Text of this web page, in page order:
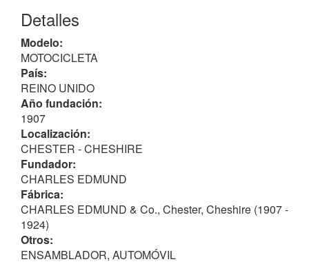
Detalles
Modelo:
MOTOCICLETA
País:
REINO UNIDO
Año fundación:
1907
Localización:
CHESTER - CHESHIRE
Fundador:
CHARLES EDMUND
Fábrica:
CHARLES EDMUND & Co., Chester, Cheshire (1907 -
1924)
Otros:
ENSAMBLADOR, AUTOMÓVIL